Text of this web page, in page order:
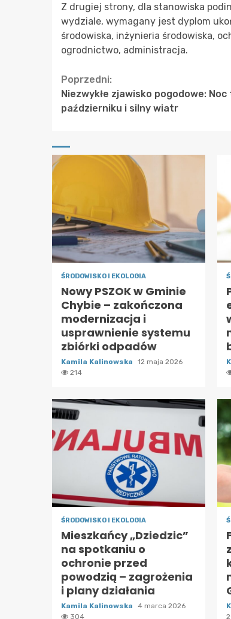
Z drugiej strony, dla stanowiska
wydziale, wymagany jest dyplom
środowiska, inżynieria środowiska,
ogrodnictwo, administracja.
Continue
Reading
Poprzedni:
Niezwykłe zjawisko pogodowe:
październiku i silny wiatr
ŚRODOWISKO I EKOLOGIA
Nowy PSZOK w Gminie
Chybie – zakończona
modernizacja i
usprawnienie systemu
zbiórki odpadów
Kamila Kalinowska
12 maja 2026
214
ŚRODOWISKO I EKOLOGIA
Mieszkańcy „Dziedzic”
na spotkaniu o
ochronie przed
powodzią – zagrożenia
i plany działania
Kamila Kalinowska
4 marca 2026
304